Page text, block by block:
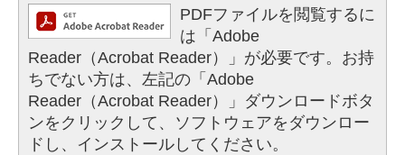
PDFファイルを閲覧するに
は「Adobe
Reader（Acrobat Reader）」が必要です。お持
ちでない方は、左記の「Adobe
Reader（Acrobat Reader）」ダウンロードボタ
ンをクリックして、ソフトウェアをダウンロー
ドし、インストールしてください。